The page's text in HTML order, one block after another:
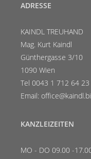
ADRESSE
KAINDL TREUHAND
Mag. Kurt Kaindl
Günthergasse 3/10
1090 Wien
Tel 0043 1 712 64
Email:
KANZLEIZEITEN
MO - DO 09.00 -